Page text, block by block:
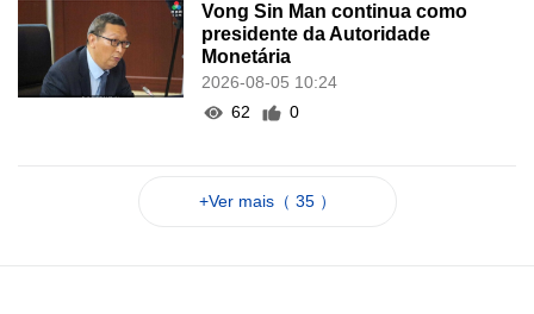
Vong Sin Man continua como
presidente da Autoridade
Monetária
2026-08-05 10:24
62
0
+Ver mais（ 35 ）